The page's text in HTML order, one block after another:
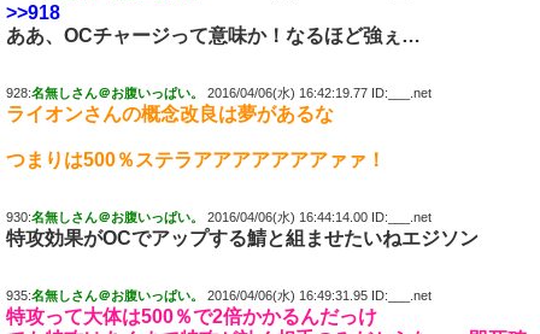
>>918
ああ、OCチャージって意味か！なるほど強ぇ…
928:名無しさん＠お腹いっぱい。 2016/04/06(水) 16:42:19.77 ID:___.net
ライオンさんの概念改良は夢があるな
つまりは500％ステラアアアアアアアァァ！
930:名無しさん＠お腹いっぱい。 2016/04/06(水) 16:44:14.00 ID:___.net
特攻効果がOCでアップする鯖と組ませたいねエジソン
935:名無しさん＠お腹いっぱい。 2016/04/06(水) 16:49:31.95 ID:___.net
特攻って大体は500％で2倍かかるんだっけ